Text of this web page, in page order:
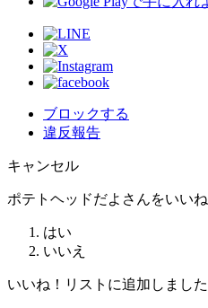
ブロックする
違反報告
キャンセル
ポテトヘッドだよさんをいい
はい
いいえ
いいね！リストに追加しました